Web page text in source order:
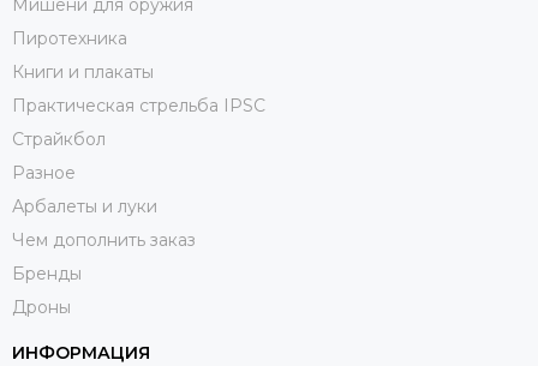
Мишени для оружия
Пиротехника
Книги и плакаты
Практическая стрельба IPSC
Страйкбол
Разное
Арбалеты и луки
Чем дополнить заказ
Бренды
Дроны
ИНФОРМАЦИЯ